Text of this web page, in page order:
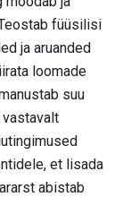
füüsilisi
ja aruanded
loomade
suu
et lisada
abistab